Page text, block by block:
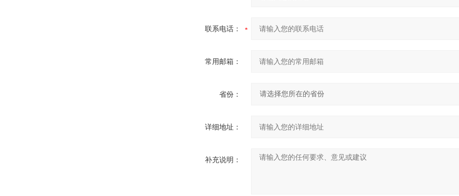
联系电话：
常用邮箱：
省份：
详细地址：
补充说明：